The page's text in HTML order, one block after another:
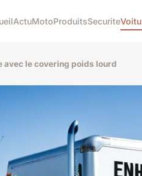
ActuMotoProduitsSecurite
le covering poids lourd